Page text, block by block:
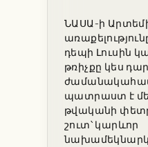
ՆԱՍԱ-ի
դեպի Լուսին
թռիչքը կես
պատրաստ է
թվականի
շուտ՝ կարևոր